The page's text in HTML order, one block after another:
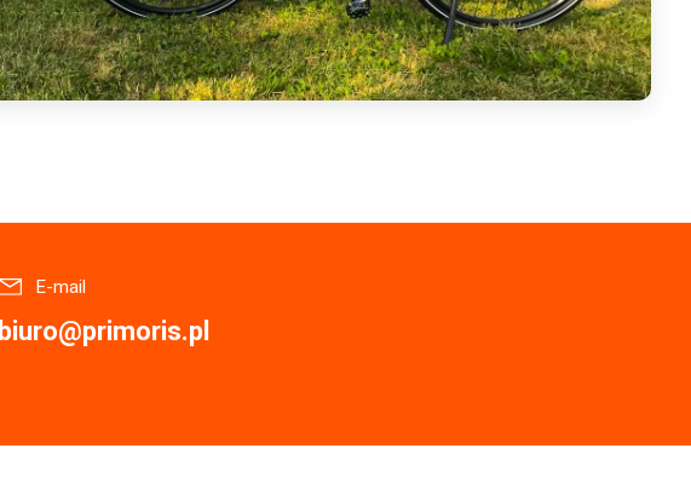
E-mail
biuro@primoris.pl